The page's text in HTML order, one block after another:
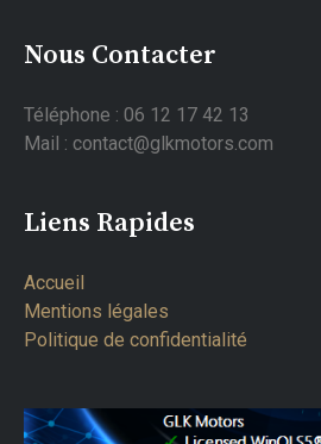
Nous Contacter
Téléphone : 06 12 17 42 13
Mail : contact@glkmotors.com
Liens Rapides
Accueil
Mentions légales
Politique de confidentialité